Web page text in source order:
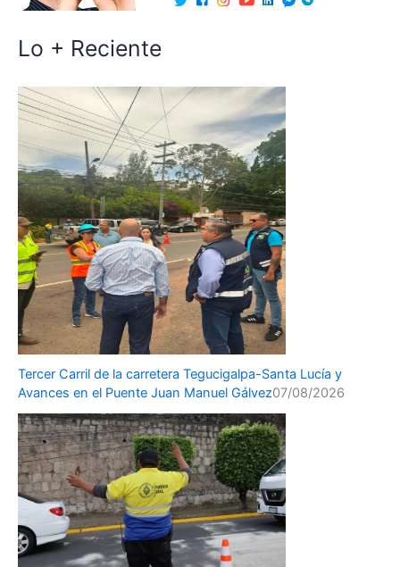
Lo + Reciente
Tercer Carril de la carretera Tegucigalpa-Santa Lucía y
Avances en el Puente Juan Manuel Gálvez07/08/2026